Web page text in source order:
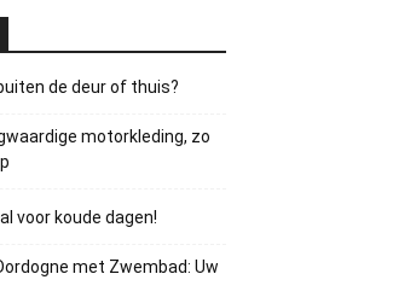
de deur of thuis?
motorkleding, zo
voor koude dagen!
met Zwembad: Uw